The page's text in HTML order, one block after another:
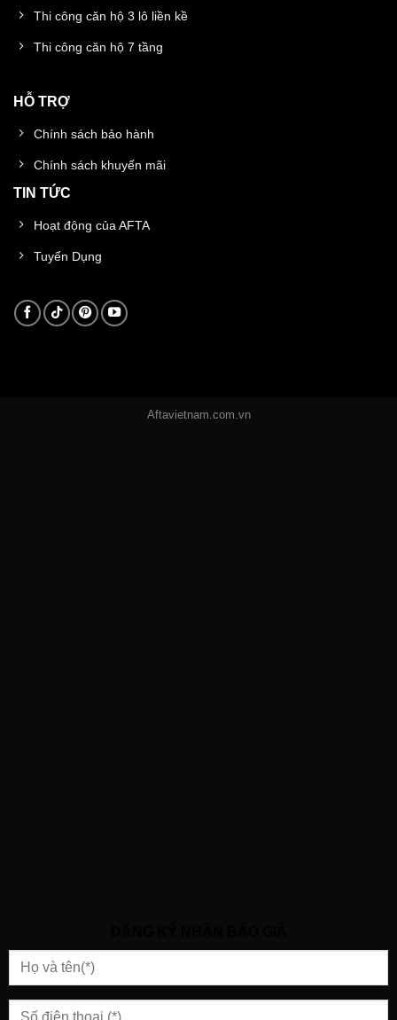
Thi công căn hộ 3 lô liền kề
Thi công căn hộ 7 tầng
HỖ TRỢ
Chính sách bảo hành
Chính sách khuyến mãi
TIN TỨC
Hoạt động của AFTA
Tuyển Dụng
Aftavietnam.com.vn